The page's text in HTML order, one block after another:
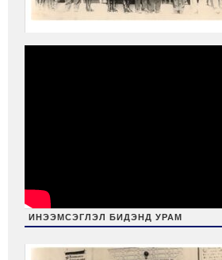
ИНЭЭМСЭГЛЭЛ БИДЭНД УРАМ